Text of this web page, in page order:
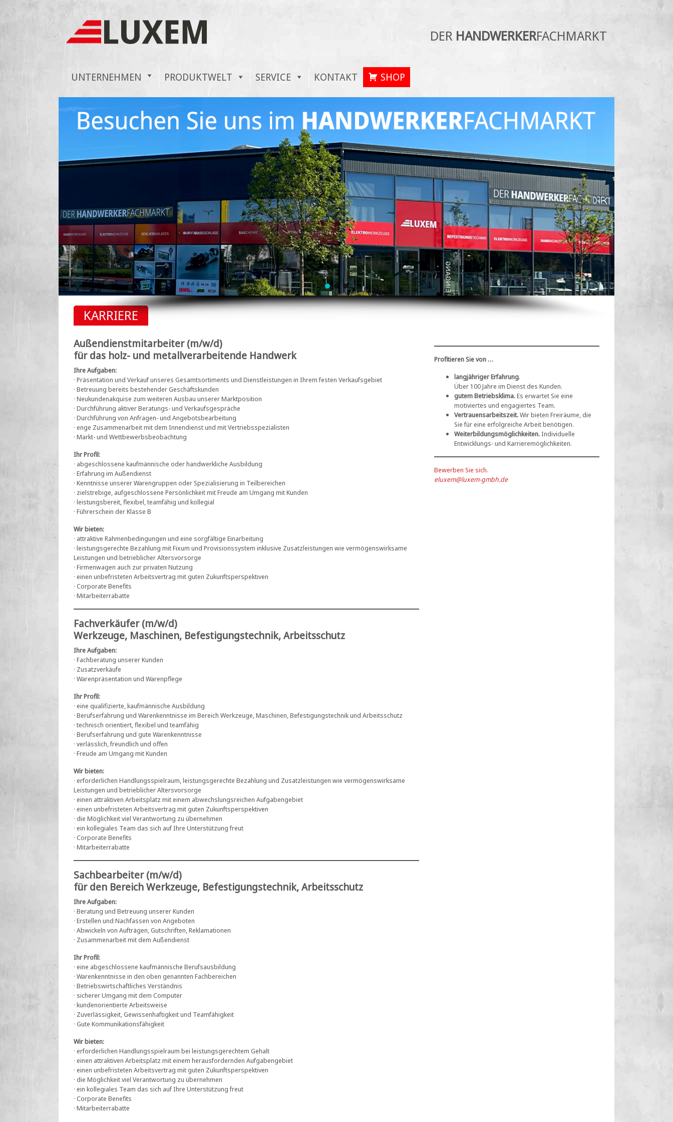
DER HANDWERKERFACHMARKT
UNTERNEHMEN PRODUKTWELT SERVICE KONTAKT SHOP
KARRIERE
Außendienstmitarbeiter (m/w/d)
für das holz- und metallverarbeitende Handwerk
Ihre Aufgaben:
· Präsentation und Verkauf unseres Gesamtsortiments und Dienstleistungen in Ihrem festen Verkaufsgebiet
· Betreuung bereits bestehender Geschäftskunden
· Neukundenakquise zum weiteren Ausbau unserer Marktposition
· Durchführung aktiver Beratungs- und Verkaufsgespräche
· Durchführung von Anfragen- und Angebotsbearbeitung
· enge Zusammenarbeit mit dem Innendienst und mit Vertriebsspezialisten
· Markt- und Wettbewerbsbeobachtung
Ihr Profil:
· abgeschlossene kaufmännische oder handwerkliche Ausbildung
· Erfahrung im Außendienst
· Kenntnisse unserer Warengruppen oder Spezialisierung in Teilbereichen
· zielstrebige, aufgeschlossene Persönlichkeit mit Freude am Umgang mit Kunden
· leistungsbereit, flexibel, teamfähig und kollegial
· Führerschein der Klasse B
Wir bieten:
· attraktive Rahmenbedingungen und eine sorgfältige Einarbeitung
· leistungsgerechte Bezahlung mit Fixum und Provisionssystem inklusive Zusatzleistungen wie vermögenswirksame
Leistungen und betrieblicher Altersvorsorge
· Firmenwagen auch zur privaten Nutzung
· einen unbefristeten Arbeitsvertrag mit guten Zukunftsperspektiven
· Corporate Benefits
· Mitarbeiterrabatte
Fachverkäufer (m/w/d)
Werkzeuge, Maschinen, Befestigungstechnik, Arbeitsschutz
Ihre Aufgaben:
· Fachberatung unserer Kunden
· Zusatzverkäufe
· Warenpräsentation und Warenpflege
Ihr Profil:
· eine qualifizierte, kaufmännische Ausbildung
· Berufserfahrung und Warenkenntnisse im Bereich Werkzeuge, Maschinen, Befestigungstechnik und Arbeitsschutz
· technisch orientiert, flexibel und teamfähig
· Berufserfahrung und gute Warenkenntnisse
· verlässlich, freundlich und offen
· Freude am Umgang mit Kunden
Wir bieten:
· erforderlichen Handlungsspielraum, leistungsgerechte Bezahlung und Zusatzleistungen wie vermögenswirksame
Leistungen und betrieblicher Altersvorsorge
· einen attraktiven Arbeitsplatz mit einem abwechslungsreichen Aufgabengebiet
· einen unbefristeten Arbeitsvertrag mit guten Zukunftsperspektiven
· die Möglichkeit viel Verantwortung zu übernehmen
· ein kollegiales Team das sich auf Ihre Unterstützung freut
· Corporate Benefits
· Mitarbeiterrabatte
Sachbearbeiter (m/w/d)
für den Bereich Werkzeuge, Befestigungstechnik, Arbeitsschutz
Ihre Aufgaben:
· Beratung und Betreuung unserer Kunden
· Erstellen und Nachfassen von Angeboten
· Abwickeln von Aufträgen, Gutschriften, Reklamationen
· Zusammenarbeit mit dem Außendienst
Ihr Profil:
· eine abgeschlossene kaufmännische Berufsausbildung
· Warenkenntnisse in den oben genannten Fachbereichen
· Betriebswirtschaftliches Verständnis
· sicherer Umgang mit dem Computer
· kundenorientierte Arbeitsweise
· Zuverlässigkeit, Gewissenhaftigkeit und Teamfähigkeit
· Gute Kommunikationsfähigkeit
Wir bieten:
· erforderlichen Handlungsspielraum bei leistungsgerechtem Gehalt
· einen attraktiven Arbeitsplatz mit einem herausfordernden Aufgabengebiet
· einen unbefristeten Arbeitsvertrag mit guten Zukunftsperspektiven
· die Möglichkeit viel Verantwortung zu übernehmen
· ein kollegiales Team das sich auf Ihre Unterstützung freut
· Corporate Benefits
· Mitarbeiterrabatte
Profitieren Sie von …
langjähriger Erfahrung.
Über 100 Jahre im Dienst des Kunden.
gutem Betriebsklima.Es erwartet Sie eine
motiviertes und engagiertes Team.
Vertrauensarbeitszeit.Wir bieten Freiräume, die
Sie für eine erfolgreiche Arbeit benötigen.
Weiterbildungsmöglichkeiten. Individuelle
Entwicklungs- und Karrieremöglichkeiten.
Bewerben Sie sich.
eluxem@luxem-gmbh.de